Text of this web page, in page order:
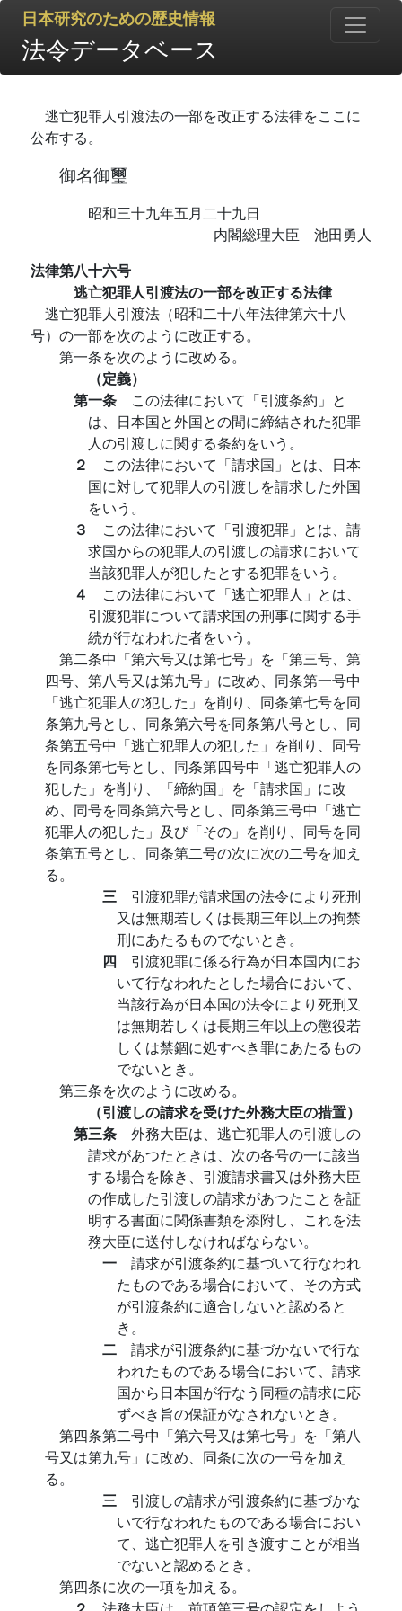
日本研究のための歴史情報
法令データベース
逃亡犯罪人引渡法の一部を改正する法律をここに
公布する。
御名御璽
昭和三十九年五月二十九日
内閣総理大臣 池田勇人
法律第八十六号
逃亡犯罪人引渡法の一部を改正する法律
逃亡犯罪人引渡法（昭和二十八年法律第六十八
号）の一部を次のように改正する。
第一条を次のように改める。
（定義）
第一条 この法律において「引渡条約」と
は、日本国と外国との間に締結された犯罪
人の引渡しに関する条約をいう。
２ この法律において「請求国」とは、日本
国に対して犯罪人の引渡しを請求した外国
をいう。
３ この法律において「引渡犯罪」とは、請
求国からの犯罪人の引渡しの請求において
当該犯罪人が犯したとする犯罪をいう。
４ この法律において「逃亡犯罪人」とは、
引渡犯罪について請求国の刑事に関する手
続が行なわれた者をいう。
第二条中「第六号又は第七号」を「第三号、第
四号、第八号又は第九号」に改め、同条第一号中
「逃亡犯罪人の犯した」を削り、同条第七号を同
条第九号とし、同条第六号を同条第八号とし、同
条第五号中「逃亡犯罪人の犯した」を削り、同号
を同条第七号とし、同条第四号中「逃亡犯罪人の
犯した」を削り、「締約国」を「請求国」に改
め、同号を同条第六号とし、同条第三号中「逃亡
犯罪人の犯した」及び「その」を削り、同号を同
条第五号とし、同条第二号の次に次の二号を加え
る。
三 引渡犯罪が請求国の法令により死刑
又は無期若しくは長期三年以上の拘禁
刑にあたるものでないとき。
四 引渡犯罪に係る行為が日本国内にお
いて行なわれたとした場合において、
当該行為が日本国の法令により死刑又
は無期若しくは長期三年以上の懲役若
しくは禁錮に処すべき罪にあたるもの
でないとき。
第三条を次のように改める。
（引渡しの請求を受けた外務大臣の措置）
第三条 外務大臣は、逃亡犯罪人の引渡しの
請求があつたときは、次の各号の一に該当
する場合を除き、引渡請求書又は外務大臣
の作成した引渡しの請求があつたことを証
明する書面に関係書類を添附し、これを法
務大臣に送付しなければならない。
一 請求が引渡条約に基づいて行なわれ
たものである場合において、その方式
が引渡条約に適合しないと認めると
き。
二 請求が引渡条約に基づかないで行な
われたものである場合において、請求
国から日本国が行なう同種の請求に応
ずべき旨の保証がなされないとき。
第四条第二号中「第六号又は第七号」を「第八
号又は第九号」に改め、同条に次の一号を加え
る。
三 引渡しの請求が引渡条約に基づかな
いで行なわれたものである場合におい
て、逃亡犯罪人を引き渡すことが相当
でないと認めるとき。
第四条に次の一項を加える。